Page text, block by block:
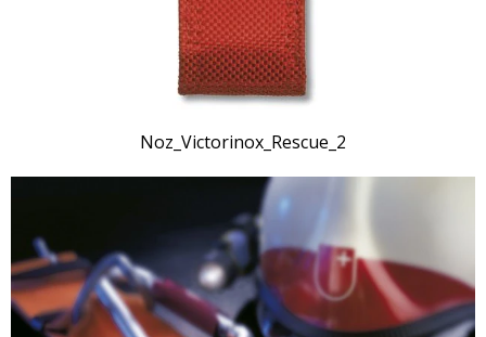
Noz_Victorinox_Rescue_2